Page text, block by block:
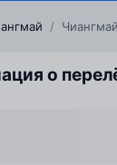
/
о